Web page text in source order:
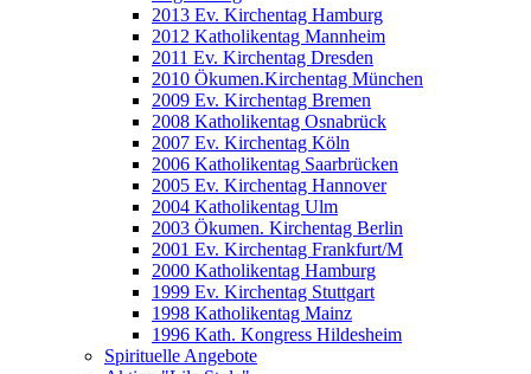
2013 Ev. Kirchentag Hamburg
2012 Katholikentag Mannheim
2011 Ev. Kirchentag Dresden
2010 Ökumen.Kirchentag München
2009 Ev. Kirchentag Bremen
2008 Katholikentag Osnabrück
2007 Ev. Kirchentag Köln
2006 Katholikentag Saarbrücken
2005 Ev. Kirchentag Hannover
2004 Katholikentag Ulm
2003 Ökumen. Kirchentag Berlin
2001 Ev. Kirchentag Frankfurt/M
2000 Katholikentag Hamburg
1999 Ev. Kirchentag Stuttgart
1998 Katholikentag Mainz
1996 Kath. Kongress Hildesheim
Spirituelle Angebote